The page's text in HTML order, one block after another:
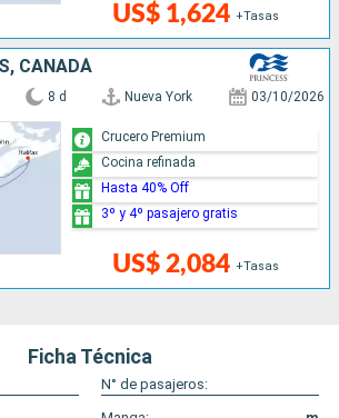
US$ 1,624 +Tasas
CANADÁ
8 d Nueva York 03/10/2026
US$ 2,084 +Tasas
Crucero Premium
Cocina refinada
Hasta 40% Off
3º y 4º pasajero gratis
Ficha Técnica
N° de pasajeros: